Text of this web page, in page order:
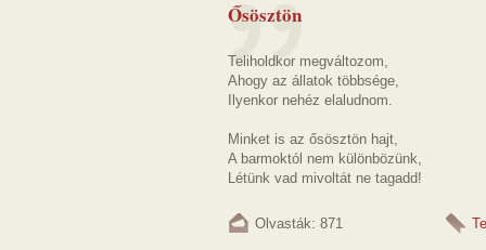
Ősösztön
Teliholdkor megváltozom,
Ahogy az állatok többsége,
Ilyenkor nehéz elaludnom.
Minket is az ősösztön hajt,
A barmoktól nem különbözünk,
Létünk vad mivoltát ne tagadd!
Olvasták: 871